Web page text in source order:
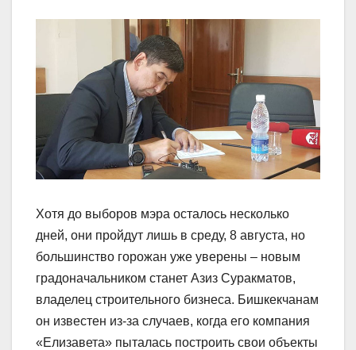
Хотя до выборов мэра осталось несколько
дней, они пройдут лишь в среду, 8 августа, но
большинство горожан уже уверены – новым
градоначальником станет Азиз Суракматов,
владелец строительного бизнеса. Бишкекчанам
он известен из-за случаев, когда его компания
«Елизавета» пыталась построить свои объекты